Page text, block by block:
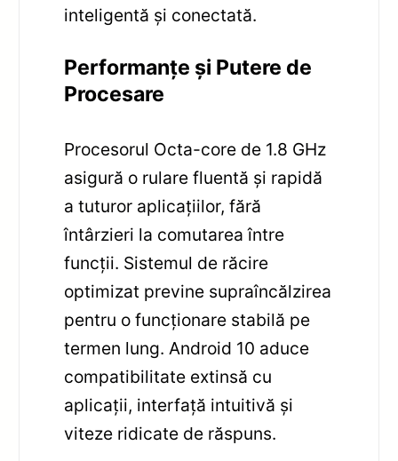
inteligentă și conectată.
Performanțe și Putere de
Procesare
Procesorul Octa-core de 1.8 GHz
asigură o rulare fluentă și rapidă
a tuturor aplicațiilor, fără
întârzieri la comutarea între
funcții. Sistemul de răcire
optimizat previne supraîncălzirea
pentru o funcționare stabilă pe
termen lung. Android 10 aduce
compatibilitate extinsă cu
aplicații, interfață intuitivă și
viteze ridicate de răspuns.